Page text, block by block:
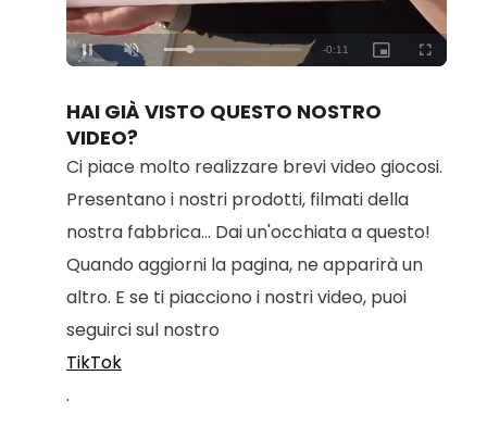
Unmute Loaded:
100.00%
HAI GIÀ VISTO QUESTO NOSTRO
VIDEO?
Ci piace molto realizzare brevi video giocosi.
Presentano i nostri prodotti, filmati della
nostra fabbrica... Dai un'occhiata a questo!
Quando aggiorni la pagina, ne apparirà un
altro. E se ti piacciono i nostri video, puoi
seguirci sul nostro
TikTok
.